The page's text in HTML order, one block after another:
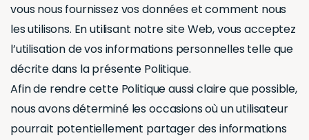
vous nous fournissez vos données et comment nous
les utilisons. En utilisant notre site Web, vous acceptez
l’utilisation de vos informations personnelles telle que
décrite dans la présente Politique.
Afin de rendre cette Politique aussi claire que possible,
nous avons déterminé les occasions où un utilisateur
pourrait potentiellement partager des informations